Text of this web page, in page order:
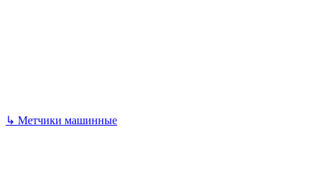
↳ Метчики машинные